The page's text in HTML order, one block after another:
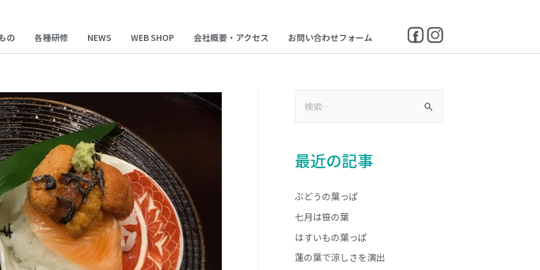
の 各種研修 NEWS WEB SHOP 会社概要・アクセス お問い合わせフォーム
最近の記事
ぶどうの葉っぱ
七月は笹の葉
はすいもの葉っぱ
蓮の葉で涼しさを演出